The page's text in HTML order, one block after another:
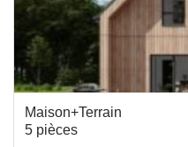
Maison+Terrain
5 pièces